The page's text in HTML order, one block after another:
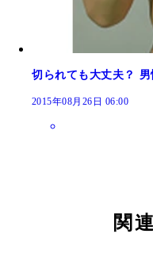
切られても大丈夫？
2015年08月26日 06:00
関